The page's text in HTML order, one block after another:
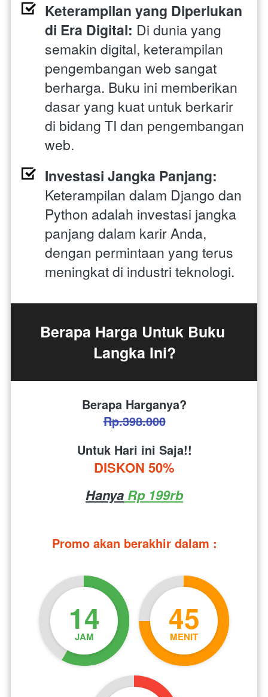
Keterampilan yang Diperlukan
di Era Digital: Di dunia yang
semakin digital, keterampilan
pengembangan web sangat
berharga. Buku ini memberikan
dasar yang kuat untuk berkarir
di bidang TI dan pengembangan
web.
Investasi Jangka Panjang:
Keterampilan dalam Django dan
Python adalah investasi jangka
panjang dalam karir Anda,
dengan permintaan yang terus
meningkat di industri teknologi.
Berapa Harga Untuk Buku
Langka Ini?
Berapa Harganya?
Rp.398.000
Untuk Hari ini Saja!!
DISKON 50%
Hanya Rp 199rb
Promo akan berakhir dalam :
14
JAM 45
MENIT